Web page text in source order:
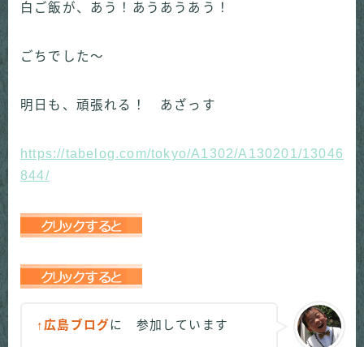
白ご飯が、あう！あうあうあう！
ごちでした～
明日も、頑張れる！ あざっす
https://tabelog.com/tokyo/A1302/A130201/13046
844/
↑広島ブログに 参加しています